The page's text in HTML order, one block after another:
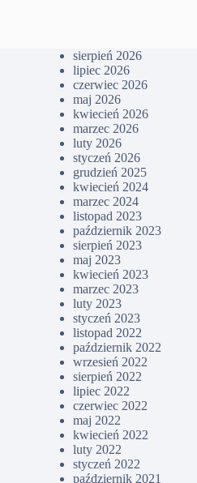
sierpień 2026
lipiec 2026
czerwiec 2026
maj 2026
kwiecień 2026
marzec 2026
luty 2026
styczeń 2026
grudzień 2025
kwiecień 2024
marzec 2024
listopad 2023
październik 2023
sierpień 2023
maj 2023
kwiecień 2023
marzec 2023
luty 2023
styczeń 2023
listopad 2022
październik 2022
wrzesień 2022
sierpień 2022
lipiec 2022
czerwiec 2022
maj 2022
kwiecień 2022
luty 2022
styczeń 2022
październik 2021